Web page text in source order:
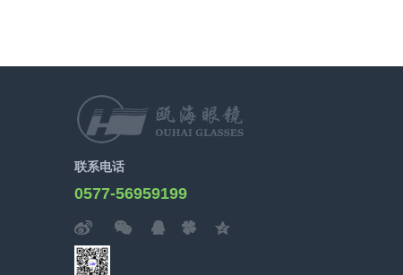
联系电话
0577-56959199